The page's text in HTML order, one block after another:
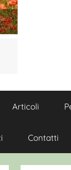
Articoli
Contatti